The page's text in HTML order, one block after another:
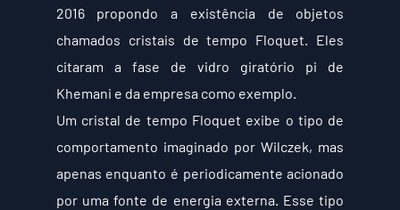
2016 propondo a existência de objetos
chamados cristais de tempo Floquet. Eles
citaram a fase de vidro giratório pi de
Khemani e da empresa como exemplo.
Um cristal de tempo Floquet exibe o tipo de
comportamento imaginado por Wilczek, mas
apenas enquanto é periodicamente acionado
por uma fonte de energia externa. Esse tipo